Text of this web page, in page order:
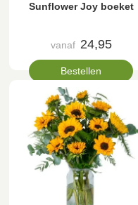
Sunflower Joy boeket
vanaf 24,95
Bestellen